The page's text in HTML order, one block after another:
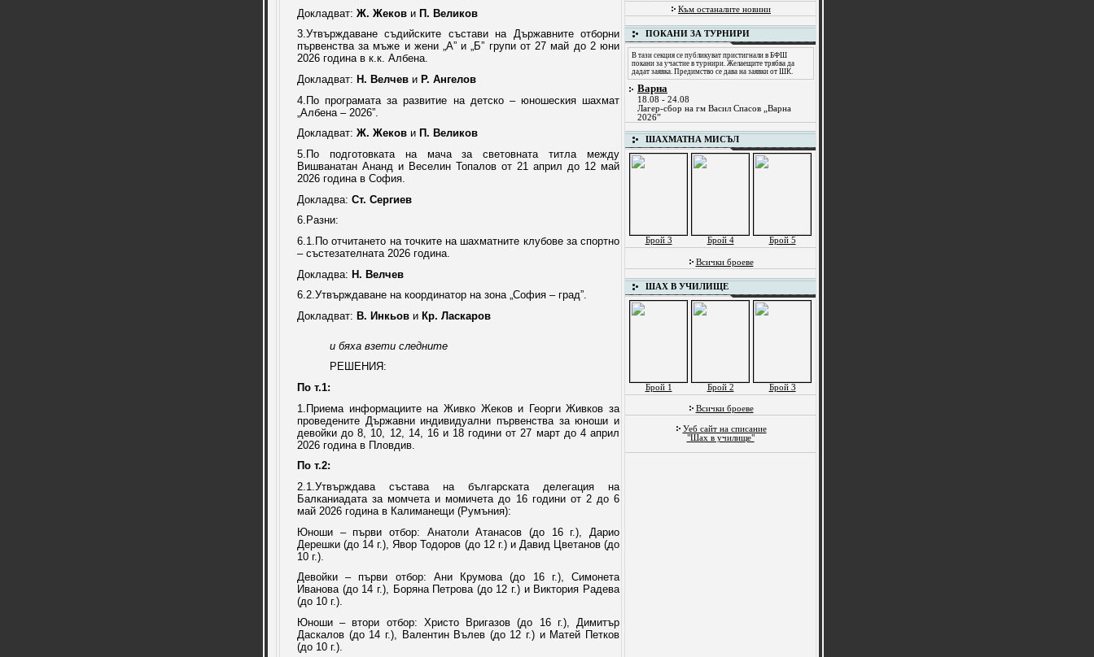
Докладват: Ж. Жеков и П. Великов
3.Утвърждаване съдийските състави на Държавните отборни
първенства за мъже и жени „А” и „Б” групи от 27 май до 2 юни
2026 година в к.к. Албена.
Докладват: Н. Велчев и Р. Ангелов
4.По програмата за развитие на детско – юношеския шахмат
„Албена – 2026”.
Докладват: Ж. Жеков и П. Великов
5.По подготовката на мача засветовната титла между
Вишванатан Ананд и Веселин Топалов от 21 април до 12 май
2026 година в София.
Докладва: Ст. Сергиев
6.Разни:
6.1.По отчитането на точките на шахматните клубове за спортно
– състезателната 2026 година.
Докладва: Н. Велчев
6.2.Утвърждаване на координатор на зона „София – град”.
Докладват: В. Инкьов и Кр. Ласкаров
и бяха взети следните
РЕШЕНИЯ:
По т.1:
1.Приема информациите на Живко Жеков и Георги Живков за
проведените Държавни индивидуални първенства за юноши и
девойки до 8, 10, 12, 14, 16 и 18 години от 27 март до 4 април
2026 година в Пловдив.
По т.2:
2.1.Утвърждава състава на българската делегация на
Балканиадата за момчета и момичета до 16 години от 2 до 6
май 2026 година в Калиманещи (Румъния):
Юноши – първи отбор: Анатоли Атанасов (до 16 г.), Дарио
Дерешки (до 14 г.), Явор Тодоров (до 12 г.) и Давид Цветанов (до
10 г.).
Девойки – първи отбор: Ани Крумова (до 16 г.), Симонета
Иванова (до 14 г.), Боряна Петрова (до 12 г.) и Виктория Радева
(до 10 г.).
Юноши – втори отбор: Христо Вригазов (до 16 г.), Димитър
Даскалов (до 14 г.), Валентин Вълев (до 12 г.) и Матей Петков
(до 10 г.).
Към останалите новини
ПОКАНИ ЗА ТУРНИРИ
В тази секция се публикуват пристигнали в БФШ
покани за участие в турнири. Желаещите трябва да
дадат заявка. Предимство се дава на заявки от ШК.
Варна
18.08 - 24.08
Лагер-сбор на гм Васил Спасов „Варна
2026”
ШАХМАТНА МИСЪЛ
Брой 3 Брой 4 Брой 5
Всички броеве
ШАХ В УЧИЛИЩЕ
Брой 1 Брой 2 Брой 3
Всички броеве
Уеб сайт на списание
"Шах в училище"